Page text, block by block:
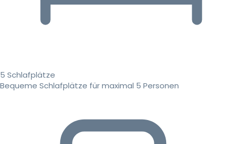
5 Schlafplätze
Bequeme Schlafplätze für maximal 5 Personen